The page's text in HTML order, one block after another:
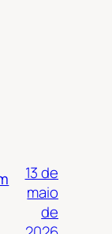
13 de
maio
de